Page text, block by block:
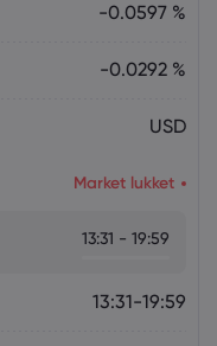
-0.0597 %
-0.0292 %
USD
Market lukket
13:31 - 19:59
13:31-19:59